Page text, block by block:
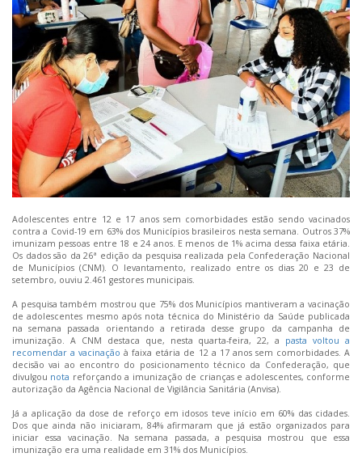
Adolescentes entre 12 e 17 anos sem comorbidades estão sendo vacinados
contra a Covid-19 em 63% dos Municípios brasileiros nesta semana. Outros 37%
imunizam pessoas entre 18 e 24 anos. E menos de 1% acima dessa faixa etária.
Os dados são da 26ª edição da pesquisa realizada pela Confederação Nacional
de Municípios (CNM). O levantamento, realizado entre os dias 20 e 23 de
setembro, ouviu 2.461 gestores municipais.
A pesquisa também mostrou que 75% dos Municípios mantiveram a vacinação
de adolescentes mesmo após nota técnica do Ministério da Saúde publicada
na semana passada orientando a retirada desse grupo da campanha de
imunização. A CNM destaca que, nesta quarta-feira, 22, a pasta voltou a
recomendar a vacinação à faixa etária de 12 a 17 anos sem comorbidades. A
decisão vai ao encontro do posicionamento técnico da Confederação, que
divulgou nota reforçando a imunização de crianças e adolescentes, conforme
autorização da Agência Nacional de Vigilância Sanitária (Anvisa).
Já a aplicação da dose de reforço em idosos teve início em 60% das cidades.
Dos que ainda não iniciaram, 84% afirmaram que já estão organizados para
iniciar essa vacinação. Na semana passada, a pesquisa mostrou que essa
imunização era uma realidade em 31% dos Municípios.